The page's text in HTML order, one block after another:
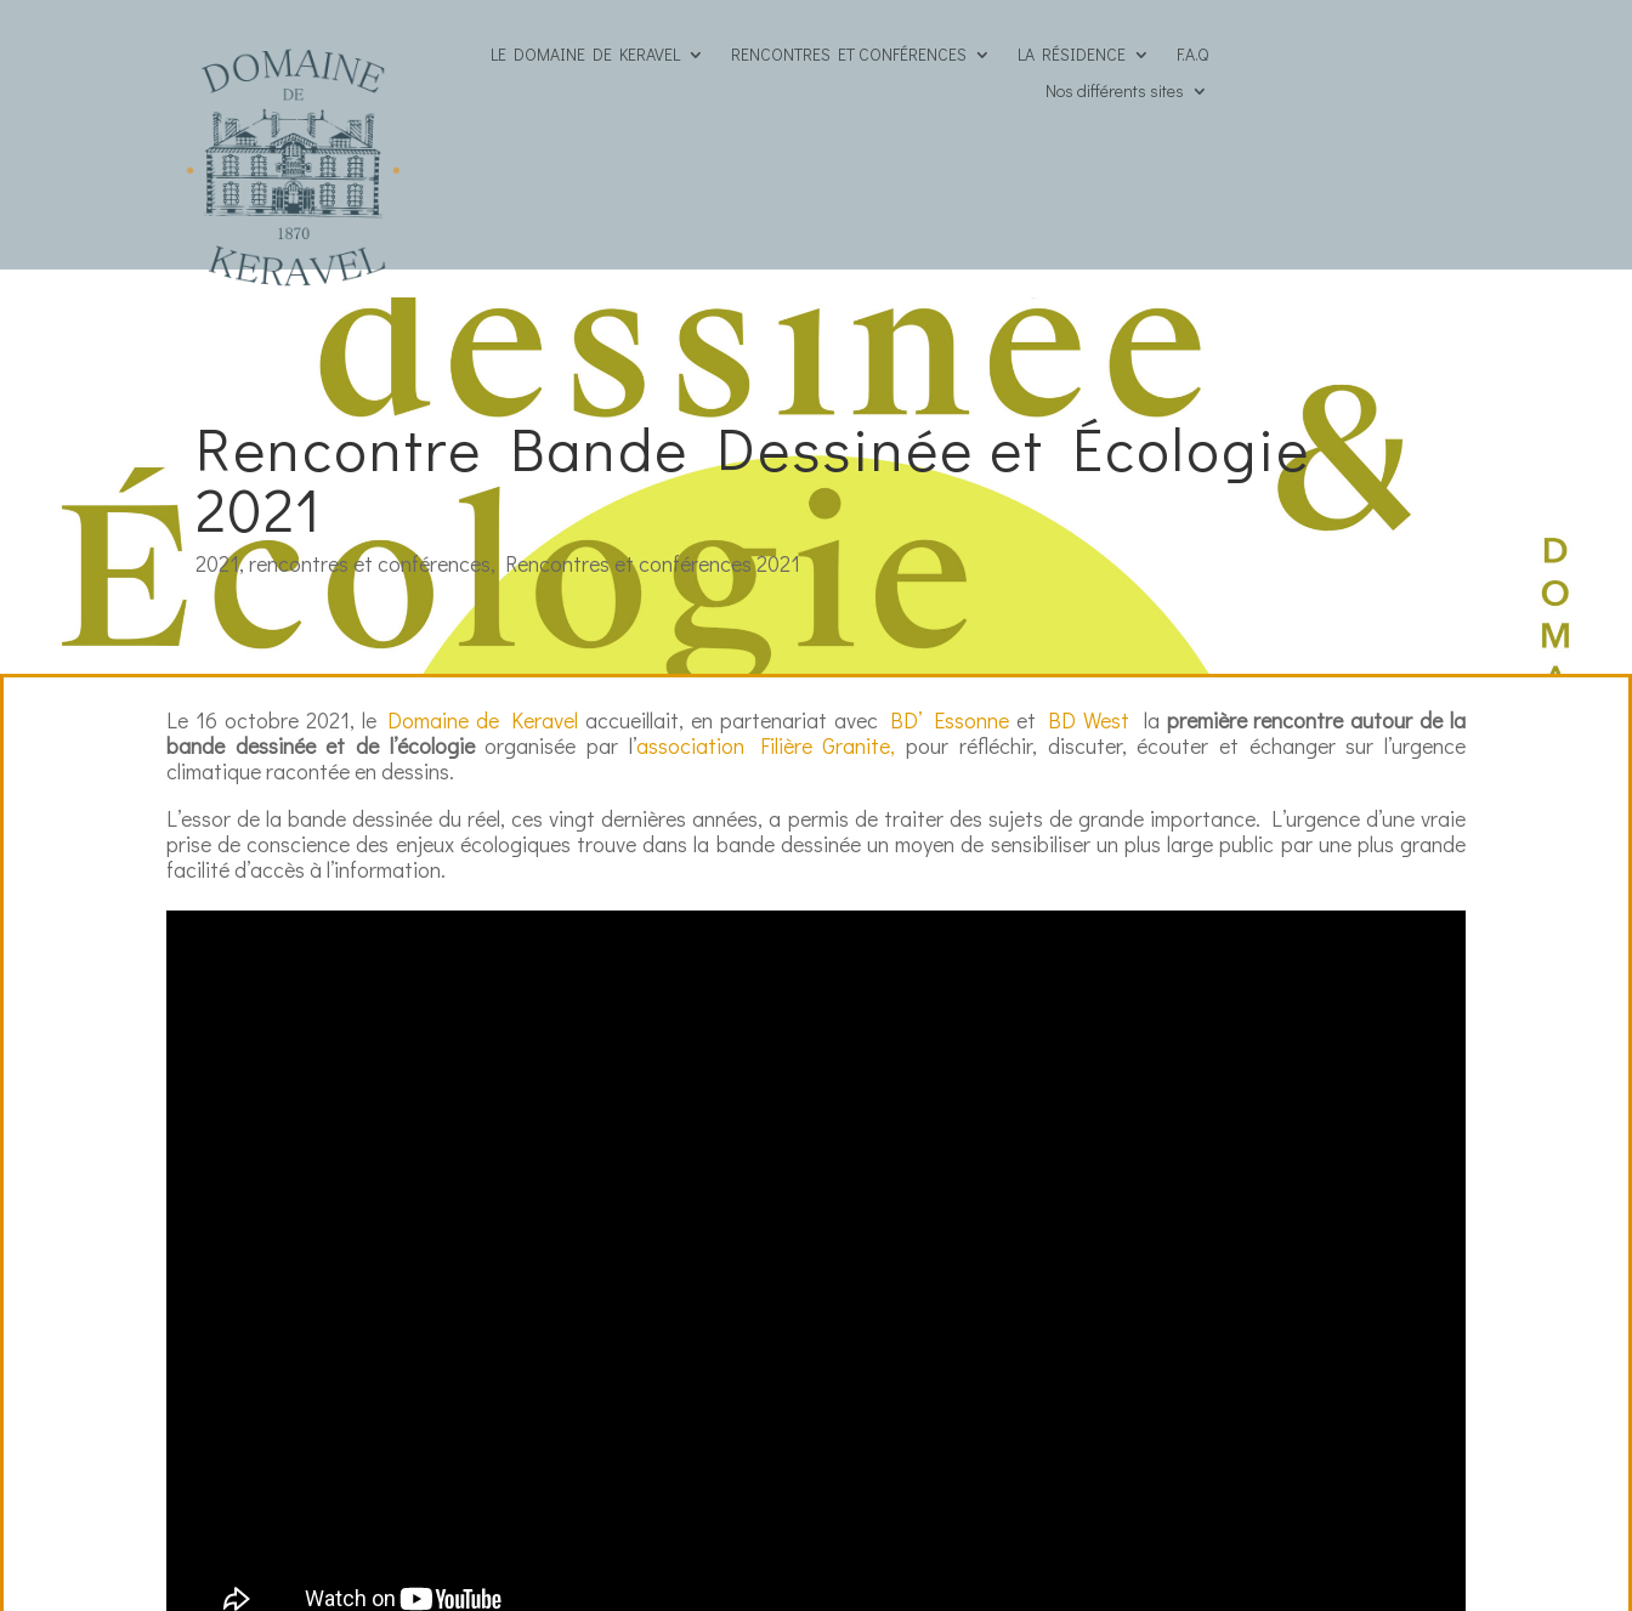
LE DOMAINE DE KERAVEL RENCONTRES ET CONFÉRENCES LA RÉSIDENCE
F.A.Q
Nos différents sites
Rencontre Bande Dessinée et Écologie
2021
2021,rencontres et conférences, Rencontres et conférences 2021
Le 16 octobre 2021, le Domaine de Keravel accueillait, en partenariat avec BD’ Essonneet BD West la première rencontre autour de la
bande dessinée et de l’écologieorganisée par l’association Filière Granite,pour réfléchir, discuter, écouter et échanger sur l’urgence
climatique racontée en dessins.
L’essor de la bande dessinée du réel, ces vingt dernières années, a permis de traiter des sujets de grande importance. L’urgence d’une vraie
prise de conscience des enjeux écologiques trouve dans la bande dessinée un moyen de sensibiliser un plus large public par une plus grande
facilité d’accès à l’information.